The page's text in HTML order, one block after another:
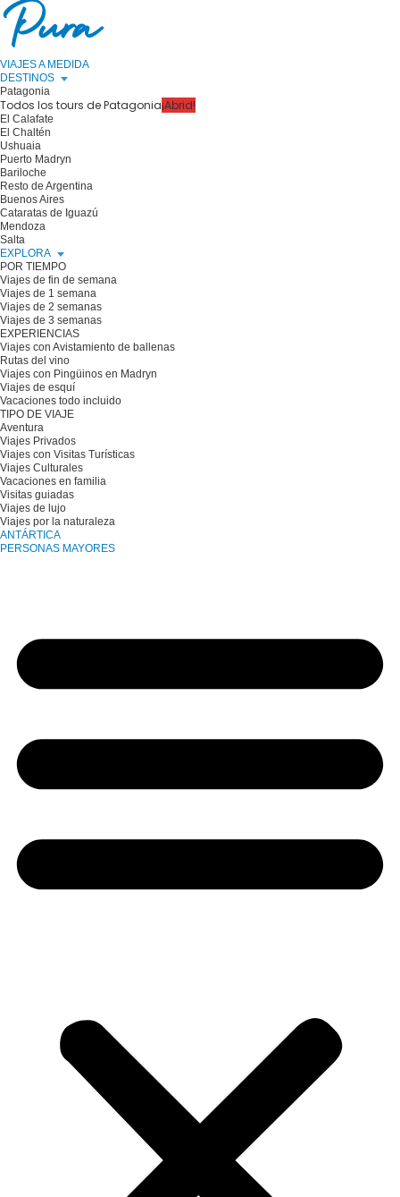
VIAJES A MEDIDA
DESTINOS
Patagonia
Todos los tours de Patagonia¡Abrid!
El Calafate
El Chaltén
Ushuaia
Puerto Madryn
Bariloche
Resto de Argentina
Buenos Aires
Cataratas de Iguazú
Mendoza
Salta
EXPLORA
POR TIEMPO
Viajes de fin de semana
Viajes de 1 semana
Viajes de 2 semanas
Viajes de 3 semanas
EXPERIENCIAS
Viajes con Avistamiento de ballenas
Rutas del vino
Viajes con Pingüinos en Madryn
Viajes de esquí
Vacaciones todo incluido
TIPO DE VIAJE
Aventura
Viajes Privados
Viajes con Visitas Turísticas
Viajes Culturales
Vacaciones en familia
Visitas guiadas
Viajes de lujo
Viajes por la naturaleza
ANTÁRTICA
PERSONAS MAYORES